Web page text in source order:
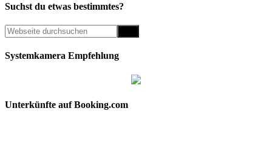
Suchst du etwas bestimmtes?
Systemkamera Empfehlung
Unterkünfte auf Booking.com